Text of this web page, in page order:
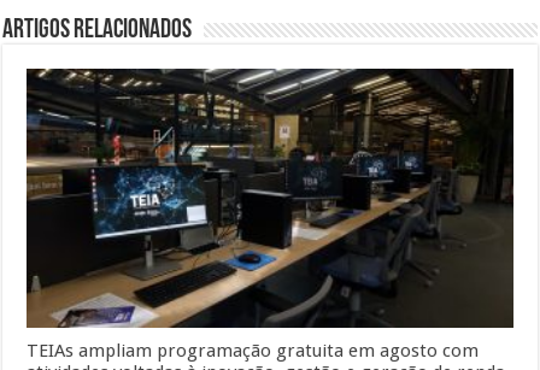
Artigos Relacionados
TEIAs ampliam programação gratuita em agosto com